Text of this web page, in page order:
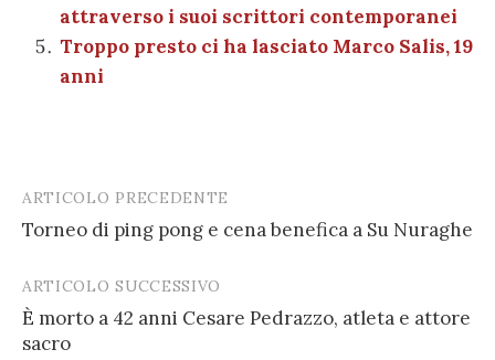
attraverso i suoi scrittori contemporanei
Troppo presto ci ha lasciato Marco Salis, 19
anni
Post
navigation
ARTICOLO PRECEDENTE
Torneo di ping pong e cena benefica a Su Nuraghe
ARTICOLO SUCCESSIVO
È morto a 42 anni Cesare Pedrazzo, atleta e attore
sacro